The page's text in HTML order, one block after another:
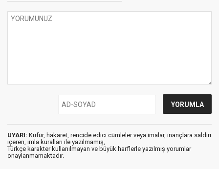
UYARI: Küfür, hakaret, rencide edici cümleler veya imalar, inançlara saldırı
içeren, imla kuralları ile yazılmamış,
Türkçe karakter kullanılmayan ve büyük harflerle yazılmış yorumlar
onaylanmamaktadır.